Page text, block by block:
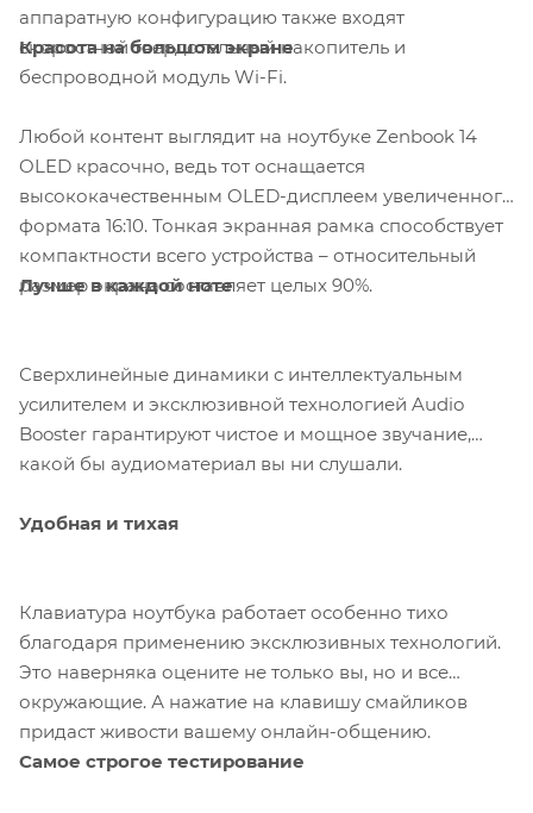
аппаратную конфигурацию также входят
скоростной твердотельный накопитель и
беспроводной модуль Wi-Fi.
Красота на большом экране
Любой контент выглядит на ноутбуке Zenbook 14
OLED красочно, ведь тот оснащается
высококачественным OLED-дисплеем увеличенного
формата 16:10. Тонкая экранная рамка способствует
компактности всего устройства – относительный
размер экрана составляет целых 90%.
Лучше в каждой ноте
Сверхлинейные динамики с интеллектуальным
усилителем и эксклюзивной технологией Audio
Booster гарантируют чистое и мощное звучание,
какой бы аудиоматериал вы ни слушали.
Удобная и тихая
Клавиатура ноутбука работает особенно тихо
благодаря применению эксклюзивных технологий.
Это наверняка оцените не только вы, но и все
окружающие. А нажатие на клавишу смайликов
придаст живости вашему онлайн-общению.
Самое строгое тестирование